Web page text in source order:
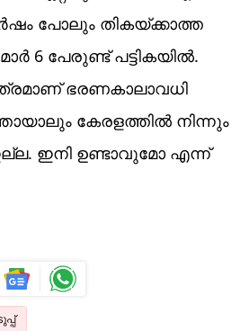
പോലും തികയ്ക്കാത്ത
6 പേരുണ്ട് പട്ടികയിൽ.
ഭരണകാലാവധി
കേരളത്തിൽ നിന്നും
ഇനി ഉണ്ടാവുമോ എന്ന്